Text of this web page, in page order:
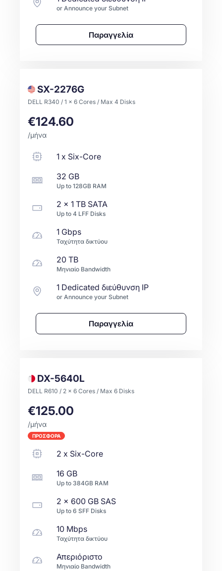
or Announce your Subnet
Παραγγελία
SX-2276G
DELL R340 / 1 x 6 Cores / Max 4 Disks
€124.60
/μήνα
1 x Six-Core
32 GB
Up to 128GB RAM
2 x1 TB SATA
Up to4 LFF Disks
1 Gbps
Ταχύτητα δικτύου
20 TB
Μηνιαίο Bandwidth
1 Dedicated διεύθυνση IP
or Announce your Subnet
Παραγγελία
DX-5640L
DELL R610 / 2 x 6 Cores / Max 6 Disks
€125.00
/μήνα
ΠΡΟΣΦΟΡΑ
2 x Six-Core
16 GB
Up to 384GB RAM
2 x 600 GB SAS
Up to6 SFF Disks
10 Mbps
Ταχύτητα δικτύου
Απεριόριστο
Μηνιαίο Bandwidth